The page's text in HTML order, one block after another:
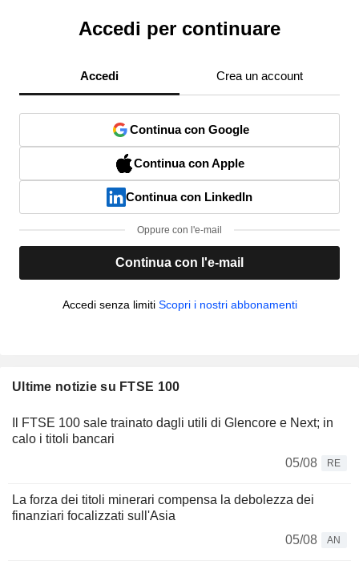
Accedi per continuare
Accedi Crea un account
Continua con Google
Continua con Apple
Continua con LinkedIn
Oppure con l'e-mail
Continua con l'e-mail
Accedi senza limiti Scopri i nostri abbonamenti
Ultime notizie su FTSE 100
Il FTSE 100 sale trainato dagli utili di Glencore e Next; in
calo i titoli bancari
05/08
RE
La forza dei titoli minerari compensa la debolezza dei
finanziari focalizzati sull'Asia
05/08
AN